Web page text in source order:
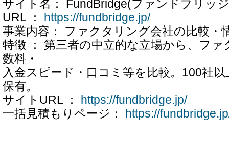
サイト名： FundBridge(ファンドブリッ
URL ：
https://fundbridge.jp/
事業内容： ファクタリング会社の比較・
特徴 ： 第三者の中立的な立場から、フ
数料・
入金スピード・口コミ等を比較。100社
保有。
サイトURL ：
https://fundbridge.jp/
一括見積もりページ：
https://